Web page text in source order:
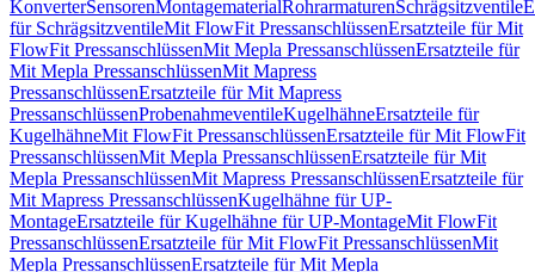
KonverterSensorenMontagematerialRohrarmaturenSchrägsitzventile
für SchrägsitzventileMit FlowFit PressanschlüssenErsatzteile für Mit
FlowFit PressanschlüssenMit Mepla PressanschlüssenErsatzteile für
Mit Mepla PressanschlüssenMit Mapress
PressanschlüssenErsatzteile für Mit Mapress
PressanschlüssenProbenahmeventileKugelhähneErsatzteile für
KugelhähneMit FlowFit PressanschlüssenErsatzteile für Mit FlowFit
PressanschlüssenMit Mepla PressanschlüssenErsatzteile für Mit
Mepla PressanschlüssenMit Mapress PressanschlüssenErsatzteile für
Mit Mapress PressanschlüssenKugelhähne für UP-
MontageErsatzteile für Kugelhähne für UP-MontageMit FlowFit
PressanschlüssenErsatzteile für Mit FlowFit PressanschlüssenMit
Mepla PressanschlüssenErsatzteile für Mit Mepla